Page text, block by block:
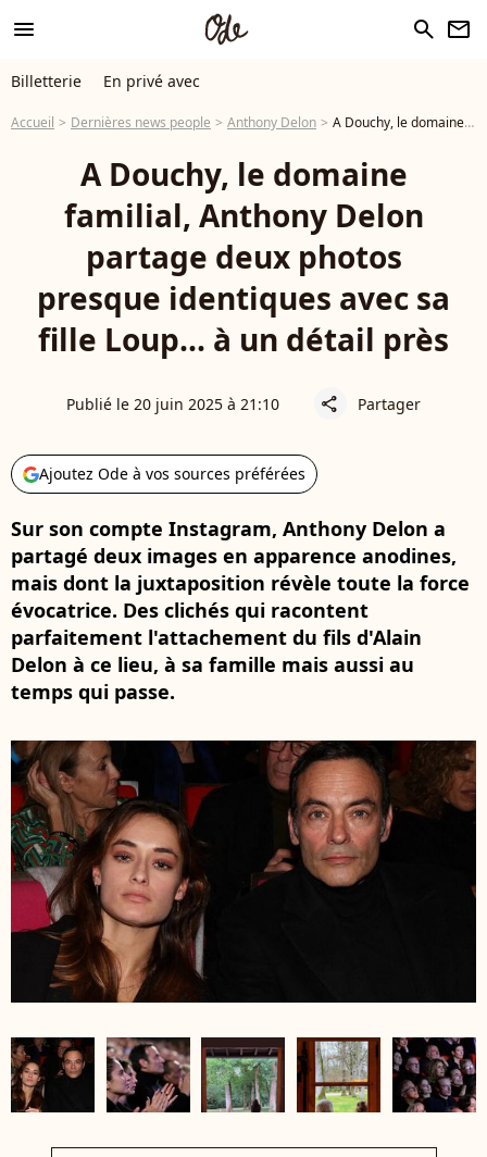
menu search newsletter
Billetterie En privé avec
Accueil Dernières news people Anthony Delon A Douchy, le domaine familial, Anthony Delon partage deux photos presque identiques avec sa fille Loup... à un détail près
A Douchy, le domaine
familial, Anthony Delon
partage deux photos
presque identiques avec sa
fille Loup... à un détail près
Publié le 20 juin 2025 à 21:10 share Partager
Ajoutez Ode à vos sources préférées
Sur son compte Instagram, Anthony Delon a
partagé deux images en apparence anodines,
mais dont la juxtaposition révèle toute la force
évocatrice. Des clichés qui racontent
parfaitement l'attachement du fils d'Alain
Delon à ce lieu, à sa famille mais aussi au
temps qui passe.